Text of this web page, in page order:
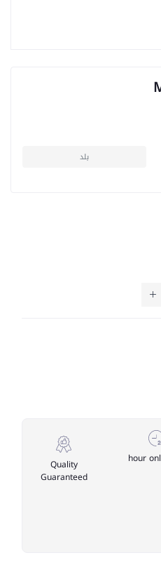
بلد
Quality
Guaranteed